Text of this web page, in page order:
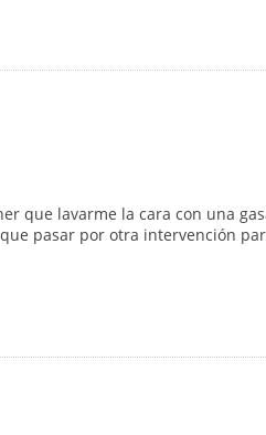
que lavarme la cara con una
pasar por otra intervención